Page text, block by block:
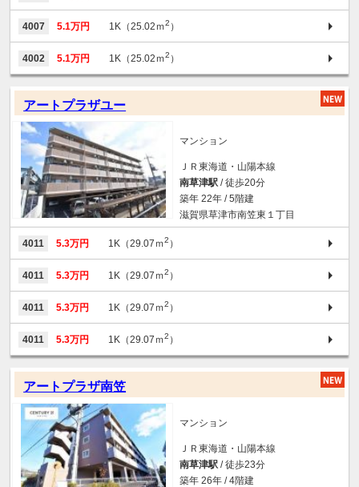
4007 5.1万円 1K（25.02ｍ2 ）
4002 5.1万円 1K（25.02ｍ2 ）
アートプラザユー
マンション
ＪＲ東海道・山陽本線
南草津駅 / 徒歩20分
築年 22年 / 5階建
滋賀県草津市南笠東１丁目
4011 5.3万円 1K（29.07ｍ2 ）
4011 5.3万円 1K（29.07ｍ2 ）
4011 5.3万円 1K（29.07ｍ2 ）
4011 5.3万円 1K（29.07ｍ2 ）
アートプラザ南笠
マンション
ＪＲ東海道・山陽本線
南草津駅 / 徒歩23分
築年 26年 / 4階建